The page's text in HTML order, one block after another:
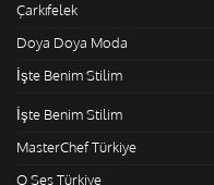
Çarkıfelek
Doya Doya Moda
İşte Benim Stilim
İşte Benim Stilim
MasterChef Türkiye
O Ses Türkiye